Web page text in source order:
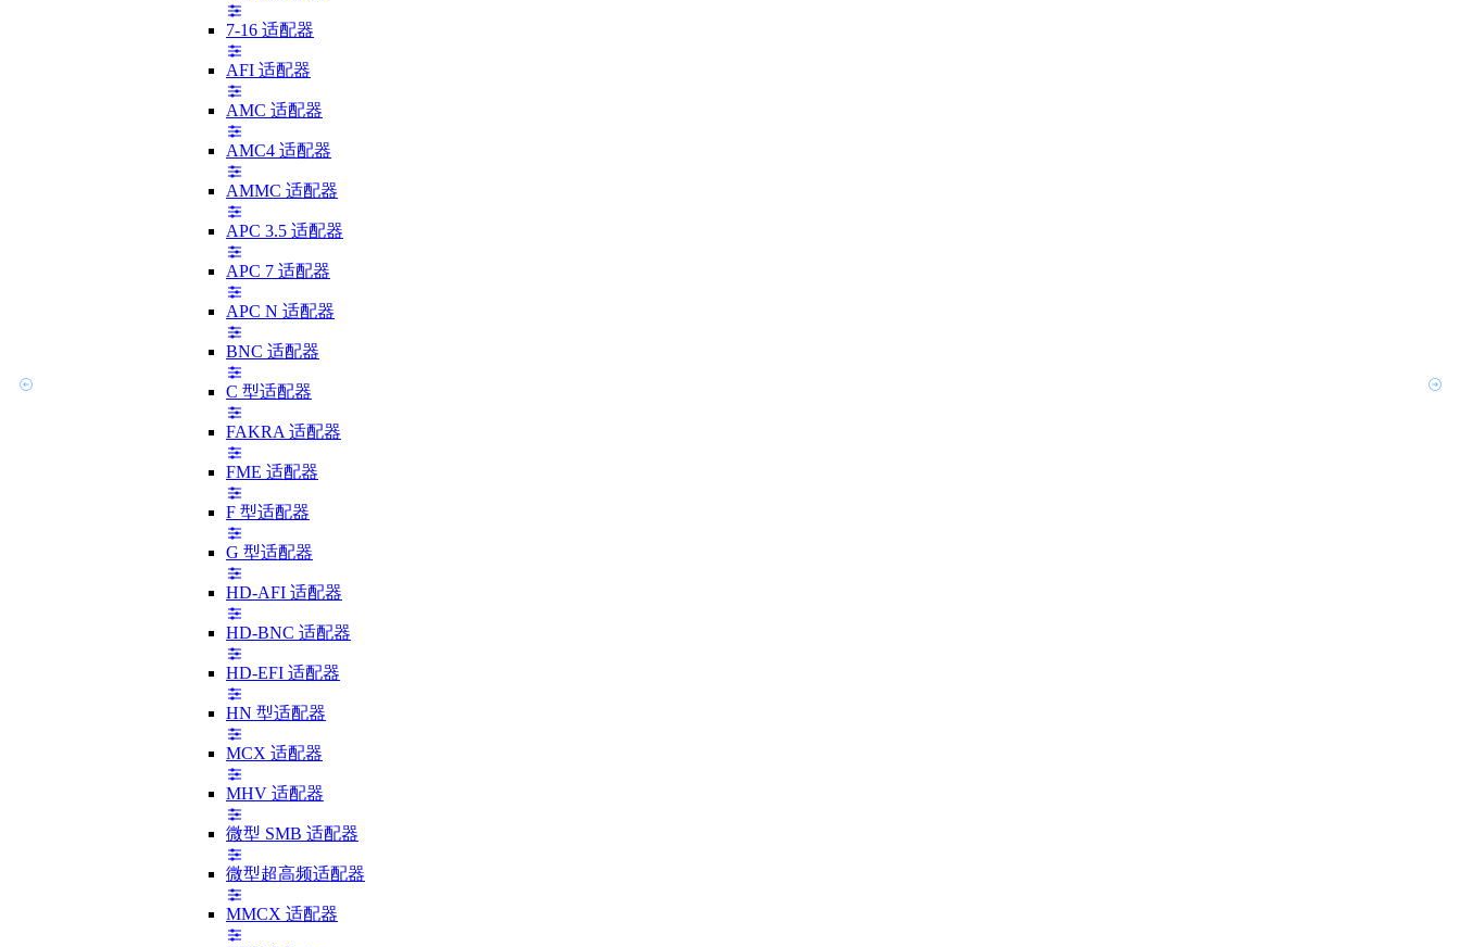
7-16 适配器
AFI 适配器
AMC 适配器
AMC4 适配器
AMMC 适配器
APC 3.5 适配器
APC 7 适配器
APC N 适配器
BNC 适配器
C 型适配器
FAKRA 适配器
FME 适配器
F 型适配器
G 型适配器
HD-AFI 适配器
HD-BNC 适配器
HD-EFI 适配器
HN 型适配器
MCX 适配器
MHV 适配器
微型 SMB 适配器
微型超高频适配器
MMCX 适配器